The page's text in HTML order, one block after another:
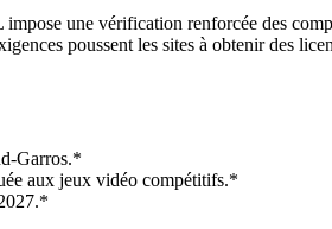
une vérification renforcée des
poussent les sites à obtenir des
aux jeux vidéo compétitifs.*